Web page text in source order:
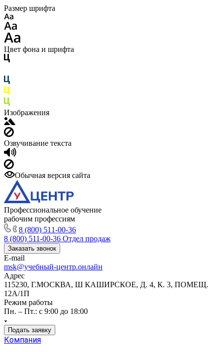
Размер шрифта
Цвет фона и шрифта
Изображения
Озвучивание текста
Обычная версия сайта
Профессиональное обучение
рабочим профессиям
8 (800) 511-00-36
8 (800) 511-00-36 Отдел продаж
Заказать звонок
E-mail
msk@учебный-центр.онлайн
Адрес
115230, Г.МОСКВА, Ш КАШИРСКОЕ, Д. 4, К. 3, ПОМЕЩ.
12А/1П
Режим работы
Пн. – Пт.: с 9:00 до 18:00
Подать заявку
Компания